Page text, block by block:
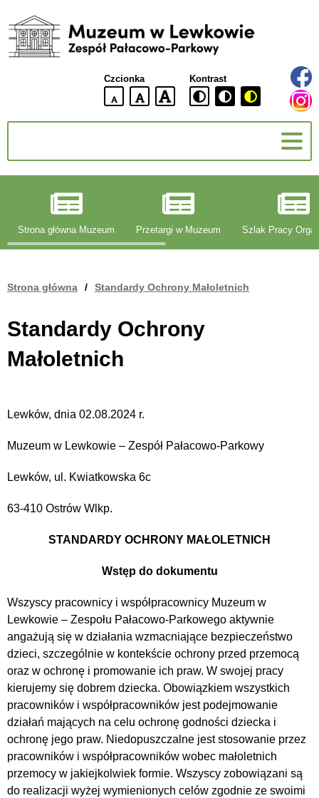
Muzeum
w
Czcionka
domyślna
czcionki
większa
czcionki
największa
czcionka
Kontrast
Strona główna Muzeum Przetargi w Muzeum Szlak Pracy
Strona główna / Standardy Ochrony Małoletnich
Standardy Ochrony
Małoletnich
Lewków, dnia 02.08.2024 r.
Muzeum w Lewkowie – Zespół Pałacowo-Parkowy
Lewków, ul. Kwiatkowska 6c
63-410 Ostrów Wlkp.
STANDARDY OCHRONY MAŁOLETNICH
Wstęp do dokumentu
Wszyscy pracownicy i współpracownicy Muzeum w
Lewkowie – Zespołu Pałacowo-Parkowego aktywnie
angażują się w działania wzmacniające bezpieczeństwo
dzieci, szczególnie w kontekście ochrony przed przemocą
oraz w ochronę i promowanie ich praw. W swojej pracy
kierujemy się dobrem dziecka. Obowiązkiem wszystkich
pracowników i współpracowników jest podejmowanie
działań mających na celu ochronę godności dziecka i
ochronę jego praw. Niedopuszczalne jest stosowanie przez
pracowników i współpracowników wobec małoletnich
przemocy w jakiejkolwiek formie. Wszyscy zobowiązani są
do realizacji wyżej wymienionych celów zgodnie ze swoimi